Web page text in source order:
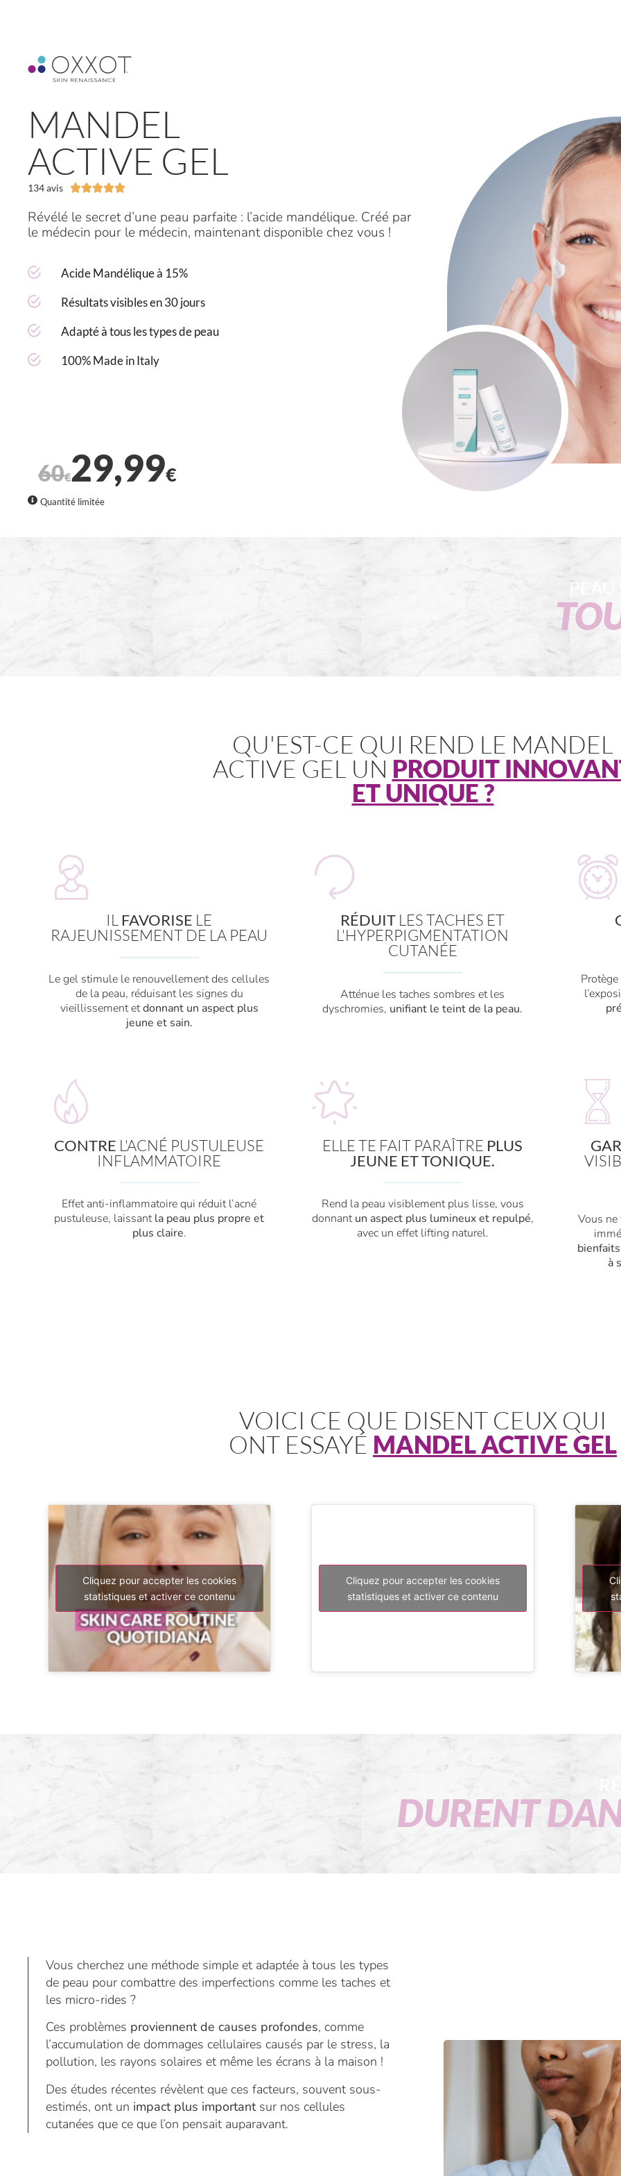
MANDEL
ACTIVE GEL
134 avis 
Révélé le secret d’une peau parfaite : l’acide mandélique. Créé par
le médecin pour le médecin, maintenant disponible chez vous !
Acide Mandélique à 15%
Résultats visibles en 30 jours
Adapté à tous les types de peau
100% Made in Italy
60€29,99€
Quantité limitée
QU'EST-CE QUI REND LE MANDEL
ACTIVE GEL UN PRODUIT
ET UNIQUE ?
IL FAVORISE LE
RAJEUNISSEMENT DE LA PEAU
Le gel stimule le renouvellement des cellules
de la peau, réduisant les signes du
vieillissement etdonnant un aspect plus
jeune et sain.
RÉDUIT LES TACHES ET
L'HYPERPIGMENTATION
CUTANÉE
Atténue les taches sombres et les
dyschromies, unifiant le teint de la peau.
CONTRE L'ACNÉ PUSTULEUSE
INFLAMMATOIRE
Effet anti-inflammatoire qui réduit l’acné
pustuleuse, laissantla peau plus propre et
plus claire.
ELLE TE FAIT PARAÎTRE PLUS
JEUNE ET TONIQUE.
Rend la peau visiblement plus lisse, vous
donnantun aspect plus lumineux et repulpé,
avec un effet lifting naturel.
Vous ne
bienfaits
à
VOICI CE QUE DISENT CEUX QUI
ONT ESSAYÉ MANDEL ACTIVE GEL
Cliquez pour accepter les cookies
statistiques et activer ce contenu
Cliquez pour accepter les cookies
statistiques et activer ce contenu
DURENT
Vous cherchez une méthode simple et adaptée à tous les types
de peau pour combattre des imperfections comme les taches et
les micro-rides ?
Ces problèmes proviennent de causes profondes, comme
l’accumulation de dommages cellulaires causés par le stress, la
pollution, les rayons solaires et même les écrans à la maison !
Des études récentes révèlent que ces facteurs, souvent sous-
estimés, ont un impact plus importantsur nos cellules
cutanées que ce que l’on pensait auparavant.